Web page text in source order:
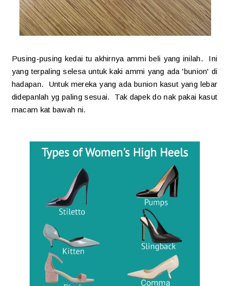
Pusing-pusing kedai tu akhirnya ammi beli yang inilah. Ini
yang terpaling selesa untuk kaki ammi yang ada 'bunion' di
hadapan. Untuk mereka yang ada bunion kasut yang lebar
didepanlah yg paling sesuai. Tak dapek do nak pakai kasut
macam kat bawah ni.